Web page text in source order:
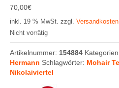
70,00€
inkl. 19 % MwSt. zzgl. Versandkosten
Nicht vorrätig
Artikelnummer: 154884
Hermann Schlagwörter: Mohair
Nikolaiviertel